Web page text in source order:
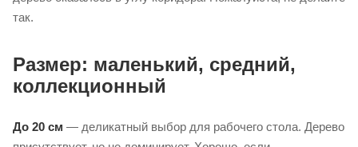
так.
Размер: маленький, средний,
коллекционный
До 20 см — деликатный выбор для рабочего стола. Дерево